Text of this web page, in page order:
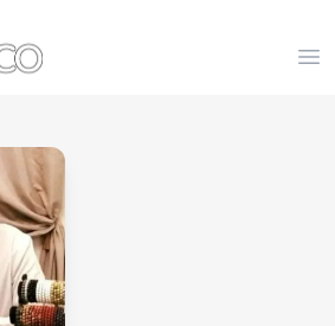
de Salons, Evénements et